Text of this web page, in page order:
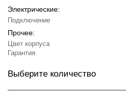
Электрические:
Подключение
Прочее:
Цвет корпуса
Гарантия
Выберите количество